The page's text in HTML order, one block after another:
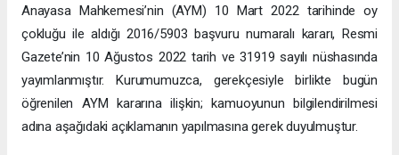
Anayasa Mahkemesi’nin (AYM) 10 Mart 2022 tarihinde oy
çokluğu ile aldığı 2016/5903 başvuru numaralı kararı, Resmi
Gazete’nin 10 Ağustos 2022 tarih ve 31919 sayılı nüshasında
yayımlanmıştır. Kurumumuzca, gerekçesiyle birlikte bugün
öğrenilen AYM kararına ilişkin; kamuoyunun bilgilendirilmesi
adına aşağıdaki açıklamanın yapılmasına gerek duyulmuştur.